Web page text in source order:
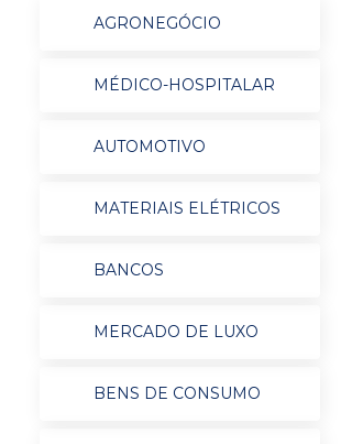
AGRONEGÓCIO
MÉDICO-HOSPITALAR
AUTOMOTIVO
MATERIAIS ELÉTRICOS
BANCOS
MERCADO DE LUXO
BENS DE CONSUMO